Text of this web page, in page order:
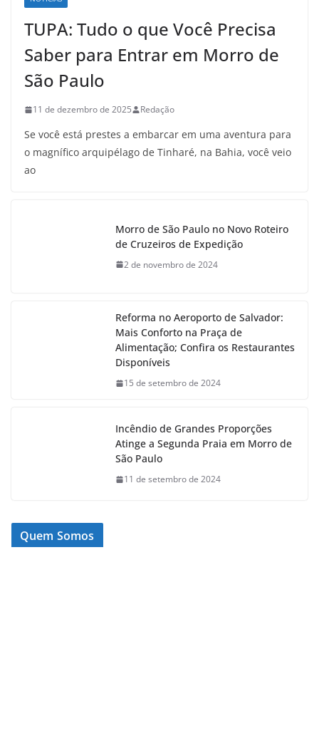
TUPA: Tudo o que Você Precisa
Saber para Entrar em Morro de
São Paulo
11 de dezembro de 2025 Redação
Se você está prestes a embarcar em uma aventura para
o magnífico arquipélago de Tinharé, na Bahia, você veio
ao
Morro de São Paulo no Novo Roteiro
de Cruzeiros de Expedição
2 de novembro de 2024
Reforma no Aeroporto de Salvador:
Mais Conforto na Praça de
Alimentação; Confira os Restaurantes
Disponíveis
15 de setembro de 2024
Incêndio de Grandes Proporções
Atinge a Segunda Praia em Morro de
São Paulo
11 de setembro de 2024
Quem Somos